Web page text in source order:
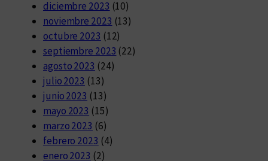
diciembre 2023 (10)
noviembre 2023 (13)
octubre 2023 (12)
septiembre 2023 (22)
agosto 2023 (24)
julio 2023 (13)
junio 2023 (13)
mayo 2023 (15)
marzo 2023 (6)
febrero 2023 (4)
enero 2023 (2)